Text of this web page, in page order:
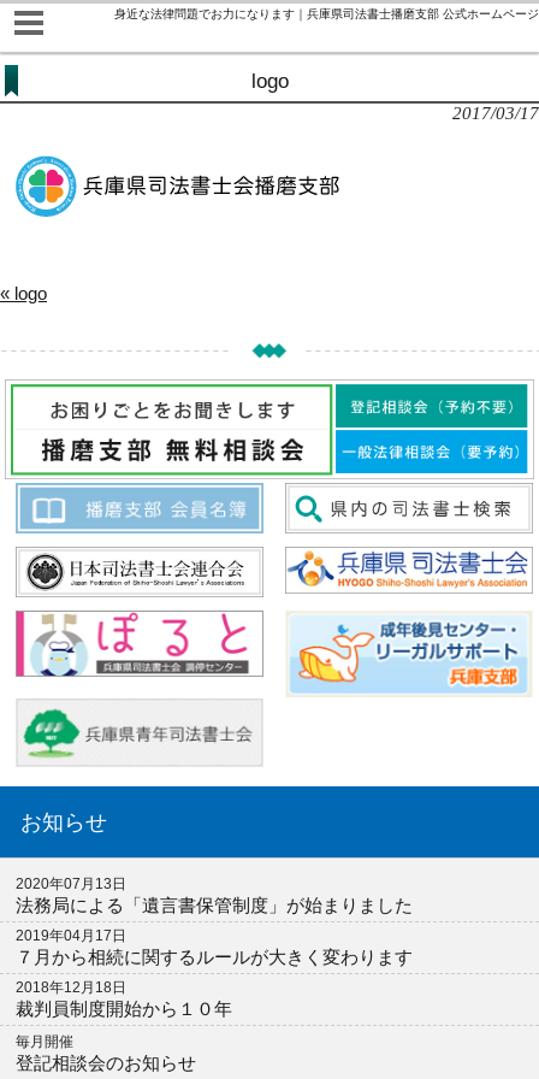
身近な法律問題でお力になります｜兵庫県司法書士播磨支部 公式ホームページ
logo
2017/03/17
« logo
お知らせ
2020年07月13日
法務局による「遺言書保管制度」が始まりました
2019年04月17日
７月から相続に関するルールが大きく変わります
2018年12月18日
裁判員制度開始から１０年
毎月開催
登記相談会のお知らせ